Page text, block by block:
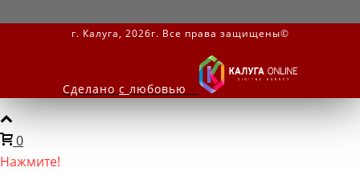
г. Калуга, 2026г. Все права защищены©
Сделано с любовью -
0
Нажмите!